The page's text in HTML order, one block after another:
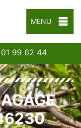
MENU
99 62 44